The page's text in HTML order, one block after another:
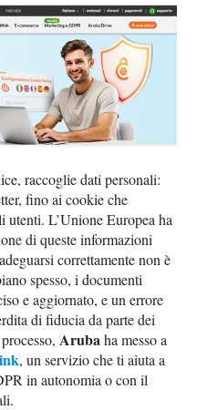
raccoglie dati personali:
fino ai cookie che
utenti. L’Unione Europea ha
di queste informazioni
correttamente non è
spesso, i documenti
e aggiornato, e un errore
di fiducia da parte dei
Arubaha messo a
, un servizio che ti aiuta a
in autonomia o con il